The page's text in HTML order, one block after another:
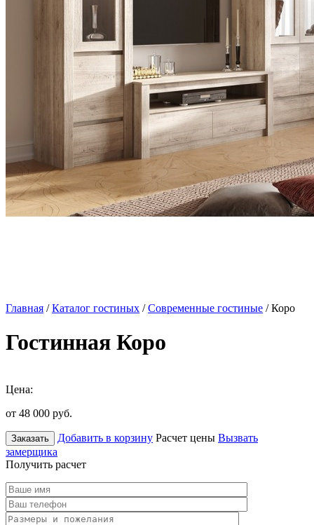
Главная /Каталог гостиных /Современные гостиные / Коро
Гостинная Коро
Цена:
от 48 000 руб.
Заказать Добавить в корзину Расчет цены Вызвать
замерщика
Получить расчет